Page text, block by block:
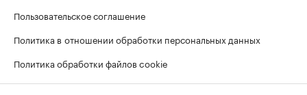
Пользовательское соглашение
Политика в отношении обработки персональных данных
Политика обработки файлов cookie